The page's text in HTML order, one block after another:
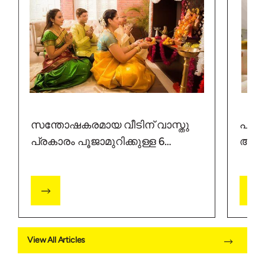
സന്തോഷകരമായ വീടിന് വാസ്തു
പ്രകാരം പൂജാമുറിക്കുള്ള 6
View All Articles